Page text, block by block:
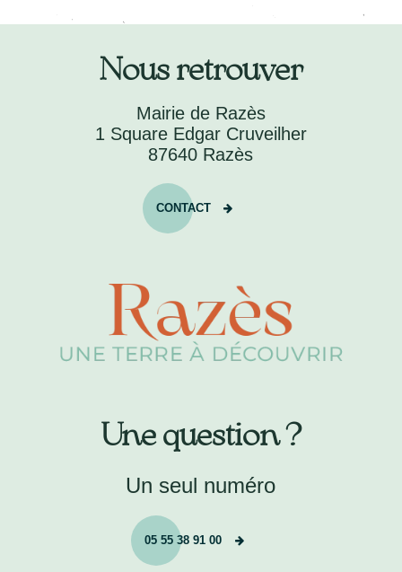
Nous retrouver
Mairie de Razès
1 Square Edgar Cruveilher
87640 Razès
CONTACT
Une question ?
Un seul numéro
05 55 38 91 00